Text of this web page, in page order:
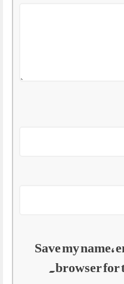
Save my name,
browser for